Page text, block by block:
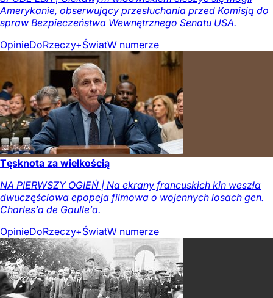
Amerykanie, obserwujący przesłuchania przed Komisją do
spraw Bezpieczeństwa Wewnętrznego Senatu USA.
OpinieDoRzeczy+ŚwiatW numerze
Tęsknota za wielkością
NA PIERWSZY OGIEŃ | Na ekrany francuskich kin weszła
dwuczęściowa epopeja filmowa o wojennych losach gen.
Charles’a de Gaulle’a.
OpinieDoRzeczy+ŚwiatW numerze